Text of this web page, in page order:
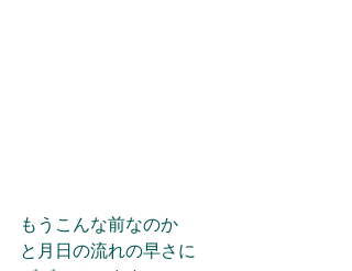
もうこんな前なのか
と月日の流れの早さに